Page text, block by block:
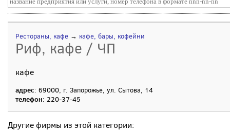
Рестораны, кафе → кафе, бары, кофейни
Риф, кафе / ЧП
кафе
адрес: 69000, г. Запорожье, ул. Сытова, 14
телефон: 220-37-45
Другие фирмы из этой категории: